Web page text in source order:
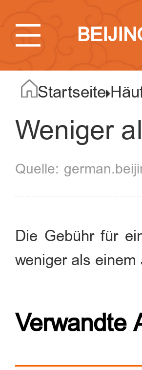
Startseite
Weniger
Die Gebühr für
weniger als
Verwandte